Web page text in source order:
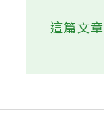
這篇文